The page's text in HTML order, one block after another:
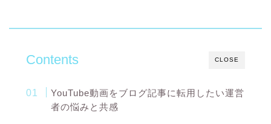
CLOSE
Contents
YouTube動画をブログ記事に転用したい運営
者の悩みと共感